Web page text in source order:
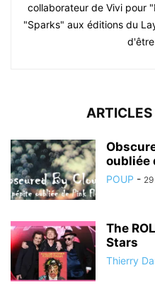
collaborateur de Vivi pour
"Sparks" aux éditions du
oubliée
POUP -
The
Stars
Thierry